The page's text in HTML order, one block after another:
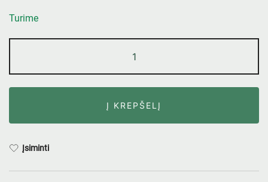
Turime
Į KREPŠELĮ
Įsiminti